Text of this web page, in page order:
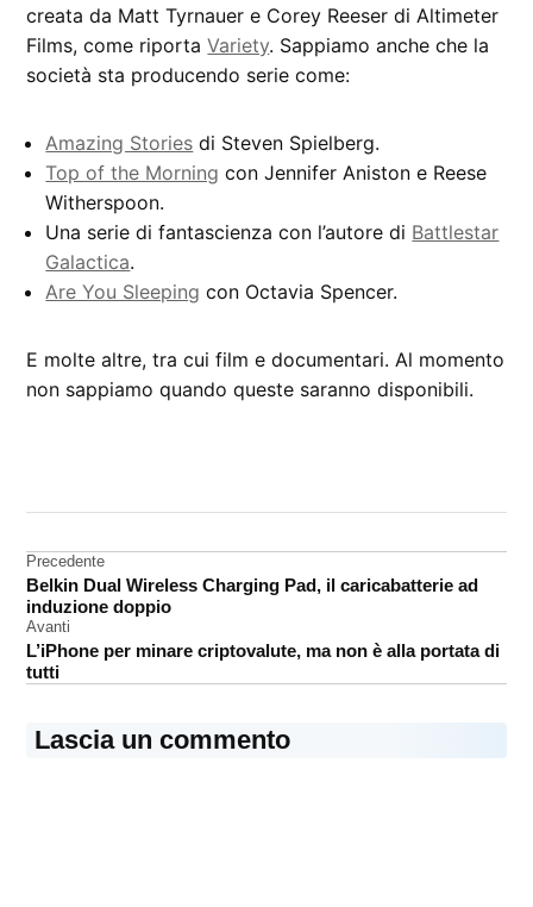
creata da Matt Tyrnauer e Corey Reeser di Altimeter
Films, come riportaVariety. Sappiamo anche che la
società sta producendo serie come:
Amazing Stories di Steven Spielberg.
Top of the Morning con Jennifer Aniston e Reese
Witherspoon.
Una serie di fantascienza con l’autore di Battlestar
Galactica.
Are You Sleeping con Octavia Spencer.
E molte altre, tra cui film e documentari. Al momento
non sappiamo quando queste saranno disponibili.
Navigazione
articoli
Precedente
Belkin Dual Wireless Charging Pad, il caricabatterie ad
induzione doppio
Avanti
L’iPhone per minare criptovalute, ma non è alla portata di
tutti
Lascia un commento